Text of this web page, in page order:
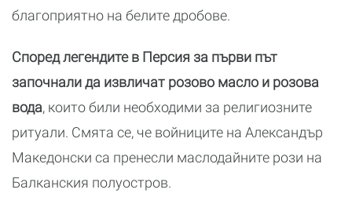
благоприятно на белите дробове.
Според легендите в Персия за първи път
започнали да извличат розово масло и розова
вода, които били необходими за религиозните
ритуали. Смята се, че войниците на Александър
Македонски са пренесли маслодайните рози на
Балканския полуостров.